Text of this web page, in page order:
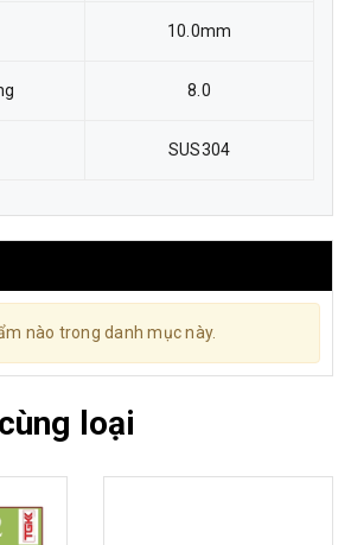
10.0mm
8.0
SUS304
nào trong danh mục này.
loại